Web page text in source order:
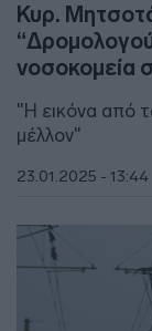
Κυρ.
νοσοκομεία
"Η εικόνα από
μέλλον"
23.01.2025 - 13:44